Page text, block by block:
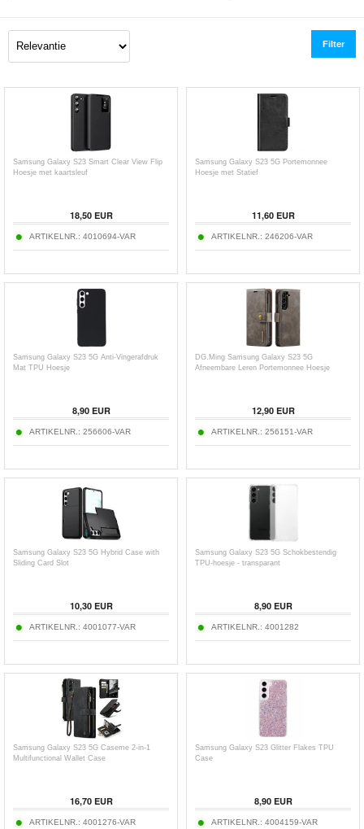
Filter
Samsung Galaxy S23 Smart Clear View Flip
Hoesje met kaartsleuf
18,50EUR
ARTIKELNR.: 4010694-VAR
Samsung Galaxy S23 5G Portemonnee
Hoesje met Statief
11,60EUR
ARTIKELNR.: 246206-VAR
Samsung Galaxy S23 5G Anti-Vingerafdruk
Mat TPU Hoesje
8,90EUR
ARTIKELNR.: 256606-VAR
DG.Ming Samsung Galaxy S23 5G
Afneembare Leren Portemonnee Hoesje
12,90EUR
ARTIKELNR.: 256151-VAR
Samsung Galaxy S23 5G Hybrid Case with
Sliding Card Slot
10,30EUR
ARTIKELNR.: 4001077-VAR
Samsung Galaxy S23 5G Schokbestendig
TPU-hoesje - transparant
8,90EUR
ARTIKELNR.: 4001282
Samsung Galaxy S23 5G Caseme 2-in-1
Multifunctional Wallet Case
16,70EUR
ARTIKELNR.: 4001276-VAR
Samsung Galaxy S23 Glitter Flakes TPU
Case
8,90EUR
ARTIKELNR.: 4004159-VAR